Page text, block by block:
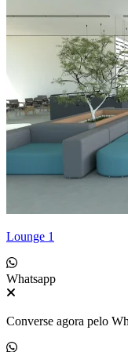
Lounge 1
Whatsapp
Converse agora pelo